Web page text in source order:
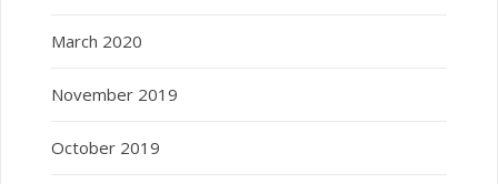
March 2020
November 2019
October 2019